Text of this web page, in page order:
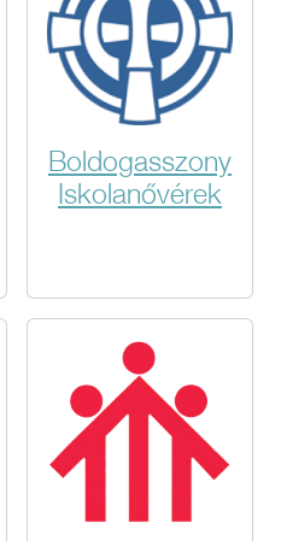
Boldogasszony
Iskolanővérek